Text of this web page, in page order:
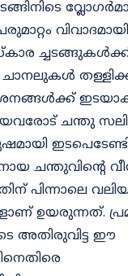
ചന്തു
ചന്തുവിന്റെ
പിന്നാലെ
ഉയരുന്നത്.
അതിരുവിട്ട ഈ